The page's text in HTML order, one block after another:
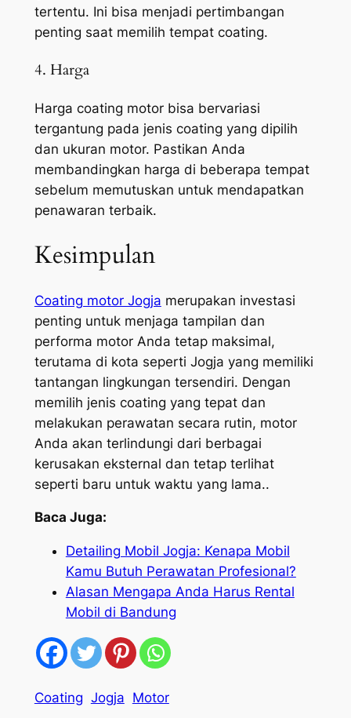
tertentu. Ini bisa menjadi pertimbangan
penting saat memilih tempat coating.
4. Harga
Harga coating motor bisa bervariasi
tergantung pada jenis coating yang dipilih
dan ukuran motor. Pastikan Anda
membandingkan harga di beberapa tempat
sebelum memutuskan untuk mendapatkan
penawaran terbaik.
Kesimpulan
Coating motor Jogja merupakan investasi
penting untuk menjaga tampilan dan
performa motor Anda tetap maksimal,
terutama di kota seperti Jogja yang memiliki
tantangan lingkungan tersendiri. Dengan
memilih jenis coating yang tepat dan
melakukan perawatan secara rutin, motor
Anda akan terlindungi dari berbagai
kerusakan eksternal dan tetap terlihat
seperti baru untuk waktu yang lama..
Baca Juga:
Detailing Mobil Jogja: Kenapa Mobil
Kamu Butuh Perawatan Profesional?
Alasan Mengapa Anda Harus Rental
Mobil di Bandung
Coating Jogja Motor